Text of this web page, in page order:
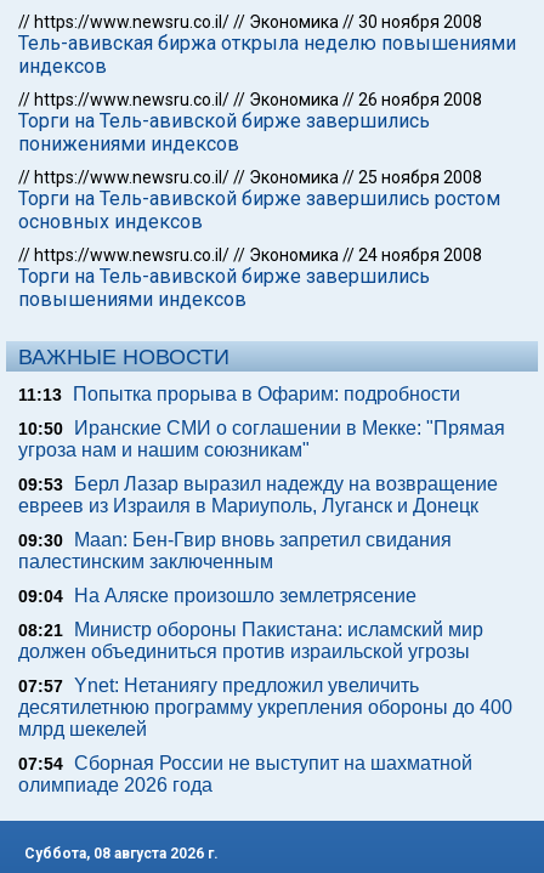
// https://www.newsru.co.il/// Экономика //30 ноября 2008
Тель-авивская биржа открыла неделю повышениями
индексов
// https://www.newsru.co.il/// Экономика //26 ноября 2008
Торги на Тель-авивской бирже завершились
понижениями индексов
// https://www.newsru.co.il/// Экономика //25 ноября 2008
Торги на Тель-авивской бирже завершились ростом
основных индексов
// https://www.newsru.co.il/// Экономика //24 ноября 2008
Торги на Тель-авивской бирже завершились
повышениями индексов
ВАЖНЫЕ НОВОСТИ
11:13 Попытка прорыва в Офарим: подробности
10:50
Иранские СМИ о соглашении в Мекке: "Прямая
угроза нам и нашим союзникам"
09:53
Берл Лазар выразил надежду на возвращение
евреев из Израиля в Мариуполь, Луганск и Донецк
09:30
Maan: Бен-Гвир вновь запретил свидания
палестинским заключенным
09:04 На Аляске произошло землетрясение
08:21
Министр обороны Пакистана: исламский мир
должен объединиться против израильской угрозы
07:57 Ynet: Нетаниягу предложил увеличить
десятилетнюю программу укрепления обороны до 400
млрд шекелей
07:54 Сборная России не выступит на шахматной
олимпиаде 2026 года
Суббота, 08 августа 2026 г.